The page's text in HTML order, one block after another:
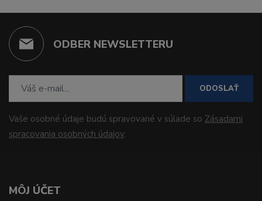
ODBER NEWSLETTERU
ODOSLAŤ
Vaše osobné údaje budú spravované v súlade so Zásadami
spracovania osobných údajov.
MÔJ ÚČET